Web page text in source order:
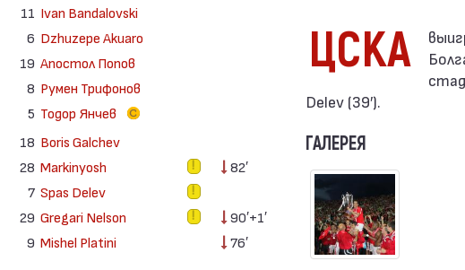
11 Ivan Bandalovski
6 Dzhuzepe Akuaro
19 Апостол Попов
8 Румен Трифонов
5 Тодор Янчев
18 Boris Galchev
28 Markinyosh
82′
7 Spas Delev
29 Gregari Nelson
90′+1′
9 Mishel Platini 76′
ЦСКА
Delev (39′).
ГАЛЕРЕЯ